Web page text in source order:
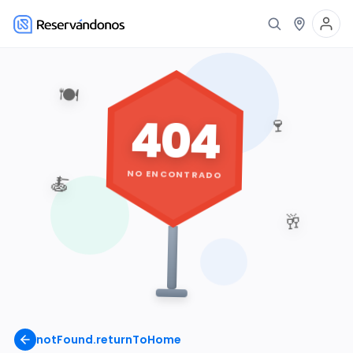
notFound.returnToHome
🍽️
🍷
🥂
🍝
404
NO ENCONTRADO